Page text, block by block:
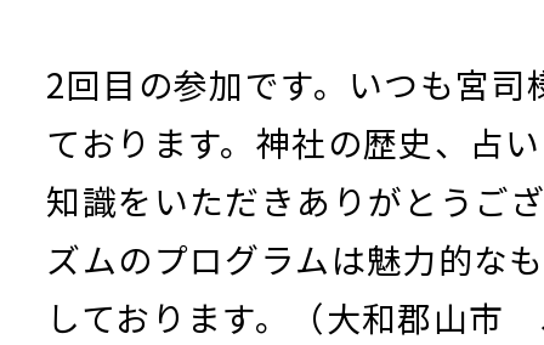
2回目の参加です。いつも宮
ております。神社の歴史、占
知識をいただきありがとうご
ズムのプログラムは魅力的な
しております。（大和郡山市